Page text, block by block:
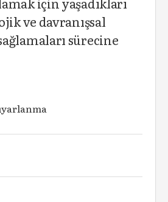
ve davranışsal
sürecine